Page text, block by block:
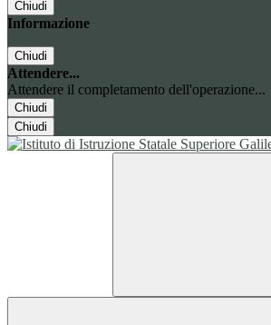
Chiudi
Informazione
Chiudi
Attendere...
Attendere il completamento dell'operazione...
Chiudi
Chiudi